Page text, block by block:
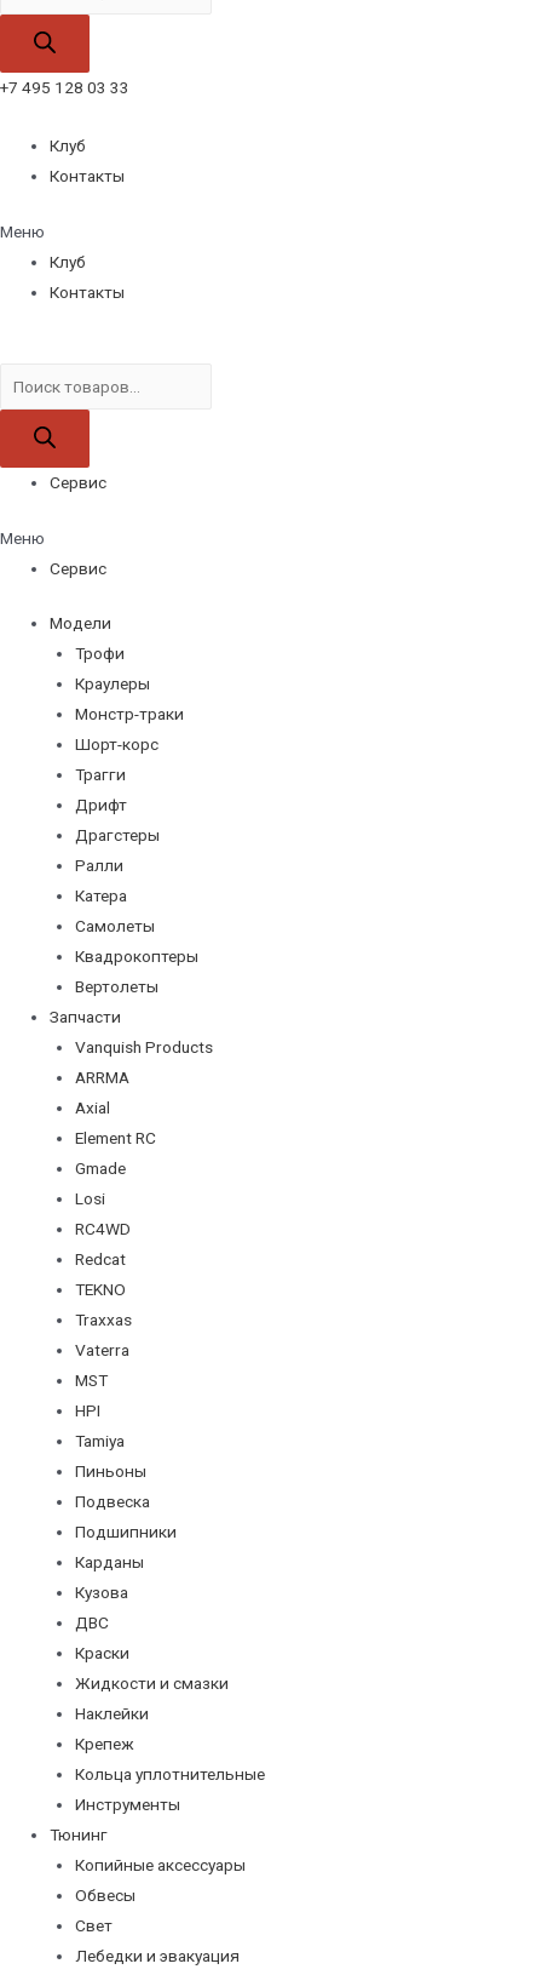
товаров
+7 495 128 03 33
Клуб
Контакты
Меню
Клуб
Контакты
товаров
Сервис
Меню
Сервис
Модели
Трофи
Краулеры
Монстр-траки
Шорт-корс
Трагги
Дрифт
Драгстеры
Ралли
Катера
Самолеты
Квадрокоптеры
Вертолеты
Запчасти
Vanquish Products
ARRMA
Axial
Element RC
Gmade
Losi
RC4WD
Redcat
TEKNO
Traxxas
Vaterra
MST
HPI
Tamiya
Пиньоны
Подвеска
Подшипники
Карданы
Кузова
ДВС
Краски
Жидкости и смазки
Наклейки
Крепеж
Кольца уплотнительные
Инструменты
Тюнинг
Копийные аксессуары
Обвесы
Свет
Лебедки и эвакуация